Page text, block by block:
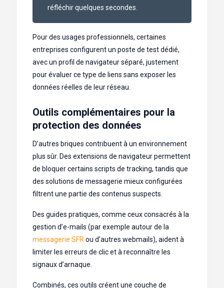
réfléchir quelques secondes.
Pour des usages professionnels, certaines
entreprises configurent un poste de test dédié,
avec un profil de navigateur séparé, justement
pour évaluer ce type de liens sans exposer les
données réelles de leur réseau.
Outils complémentaires pour la
protection des données
D’autres briques contribuent à un environnement
plus sûr. Des extensions de navigateur permettent
de bloquer certains scripts de tracking, tandis que
des solutions de messagerie mieux configurées
filtrent une partie des contenus suspects.
Des guides pratiques, comme ceux consacrés à la
gestion d’e-mails (par exemple autour de la
messagerie SFRou d’autres webmails), aident à
limiter les erreurs de clic et à reconnaître les
signaux d’arnaque.
Combinés, ces outils créent une couche de